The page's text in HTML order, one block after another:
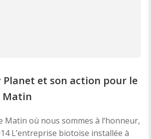
Planet et son action pour le
Matin
Matin où nous sommes à l‘honneur,
L’entreprise biotoise installée à